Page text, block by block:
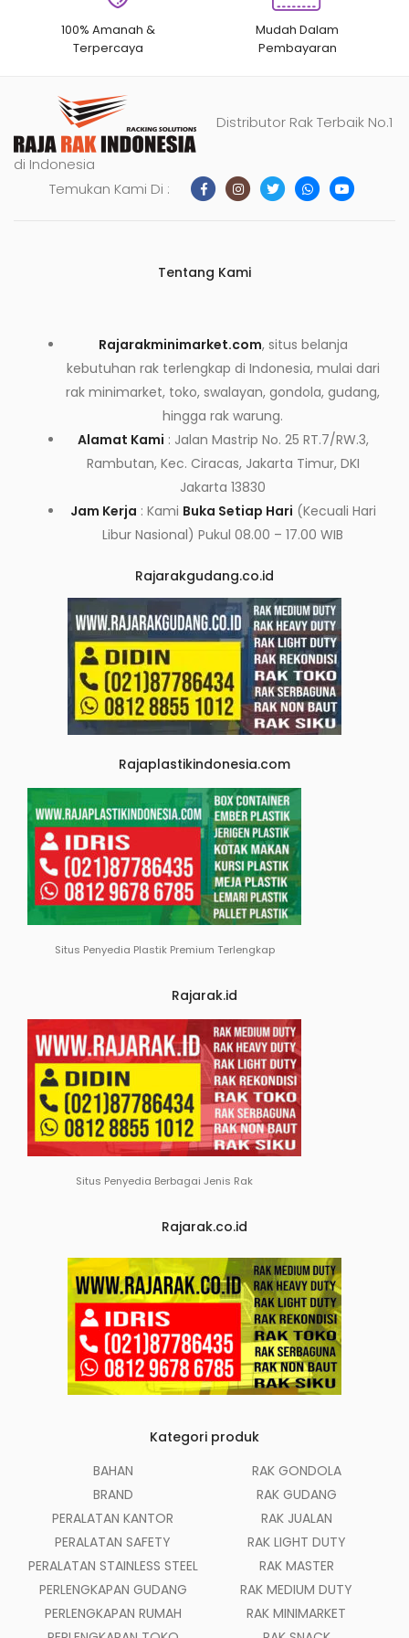
100% Amanah &
Terpercaya
Mudah Dalam
Pembayaran
Distributor Rak Terbaik No.1
di Indonesia
Temukan Kami Di :
Tentang Kami
Rajarakminimarket.com, situs belanja
kebutuhan rak terlengkap di Indonesia, mulai dari
rak minimarket, toko, swalayan, gondola, gudang,
hingga rak warung.
Alamat Kami : Jalan Mastrip No. 25 RT.7/RW.3,
Rambutan, Kec. Ciracas, Jakarta Timur, DKI
Jakarta 13830
Jam Kerja : Kami Buka Setiap Hari (Kecuali Hari
Libur Nasional) Pukul 08.00 – 17.00 WIB
Rajarakgudang.co.id
Rajaplastikindonesia.com
Situs Penyedia Plastik Premium Terlengkap
Rajarak.id
Situs Penyedia Berbagai Jenis Rak
Rajarak.co.id
Kategori produk
BAHAN
BRAND
PERALATAN KANTOR
PERALATAN SAFETY
PERALATAN STAINLESS STEEL
PERLENGKAPAN GUDANG
PERLENGKAPAN RUMAH
RAK GONDOLA
RAK GUDANG
RAK JUALAN
RAK LIGHT DUTY
RAK MASTER
RAK MEDIUM DUTY
RAK MINIMARKET